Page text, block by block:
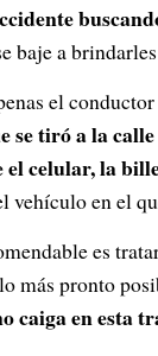
baje a
el
se tiró a la
el celular, la
vehículo en el
es
más pronto
caiga en esta